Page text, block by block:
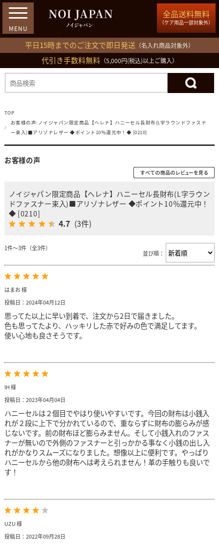
全品送料無料
（ケア用品一部対象外）
平日15時までのご注文で即日発送 （名入れ商品対象外）
代引き手数料無料（5,000円(税込)以上ご購入）
03-5809-1212
ログイン 会員登録 買い物カゴ
TOP
お客様の声:ノイジャパン限定商品【ヘレナ】ハニーセル長財布(L字ラウンドファスナ
ー束入)■アリゾナレザー ◆ポイント10％還元中！◆ [0210]
お客様の声
ノイジャパン限定商品【ヘレナ】ハニーセル長財布(L字ラウン
ドファスナー束入)■アリゾナレザー ◆ポイント10％還元中！
◆ [0210]
4.7 (3件)
1件～3件（全3件）
並び順：
はまお 様
投稿日：2024年04月12日
思ってた以上に早い到着で、注文から2日で届きました。
色も思ってたより、ハッキリした赤で好みの色で満足してます。
使い心地も良さそうです。
IH 様
投稿日：2023年04月04日
ハニーセルは２個目でやはり使いやすいです。今回の財布は小銭入
れが２段に上下で分かれているので、重ならずに財布の膨らみが感
じないです。前の財布ほど膨らみません。そして小銭入れのファス
ナーが無いので外側のファスナーと引っかかる事なく小銭の出し入
れがかなりスムーズになりました。想像以上に便利です。やっぱり
ハニーセルから他の財布へは考えられません！革の手触りも良いで
す！
UZU 様
投稿日：2022年09月28日